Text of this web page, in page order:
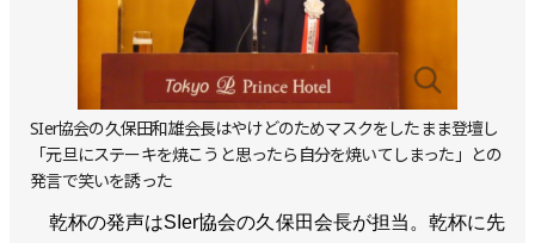
SIer協会の久保田和雄会長はやけどのためマスクをしたまま登壇し
「元旦にステーキを焼こうと思ったら自分を焼いてしまった」との
発言で笑いを誘った
乾杯の発声はSIer協会の久保田会長が担当。乾杯に先